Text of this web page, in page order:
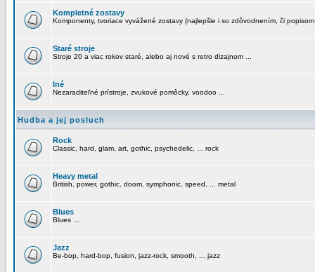
Kompletné zostavy
Komponenty, tvoriace vyvážené zostavy (najlepšie i so zdôvodnením, či
Staré stroje
Stroje 20 a viac rokov staré, alebo aj nové s retro dizajnom ...
Iné
Nezaraditeľné prístroje, zvukové pomôcky, voodoo ...
Hudba a jej posluch
Rock
Classic, hard, glam, art, gothic, psychedelic, ... rock
Heavy metal
British, power, gothic, doom, symphonic, speed, ... metal
Blues
Blues ...
Jazz
Be-bop, hard-bop, fusion, jazz-rock, smooth, ... jazz